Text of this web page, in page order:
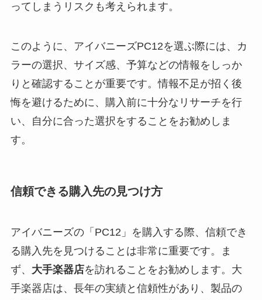
ってしまうリスクも考えられます。
このように、アイバニーズPC12を選ぶ際には、カ
ラーの選択、サイズ感、予算などの情報をしっか
りと確認することが重要です。情報不足が招く後
悔を避けるために、購入前に十分なリサーチを行
い、自分に合った選択をすることをお勧めしま
す。
信頼できる購入先の見つけ方
アイバニーズの「PC12」を購入する際、信頼でき
る購入先を見つけることは非常に重要です。ま
ず、 大手楽器店を訪れることをお勧めします。大
手楽器店は、長年の実績と信頼性があり、製品の